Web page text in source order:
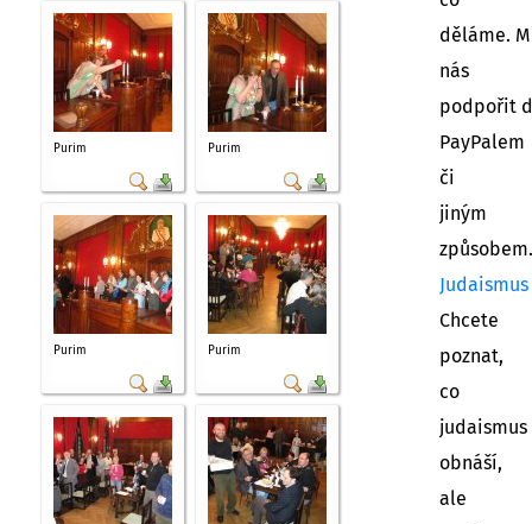
Purim Purim
Purim Purim
děláme.
nás
podpořit
PayPalem
či
jiným
způsobem.
Judaismus
Chcete
poznat,
co
judaismus
obnáší,
ale